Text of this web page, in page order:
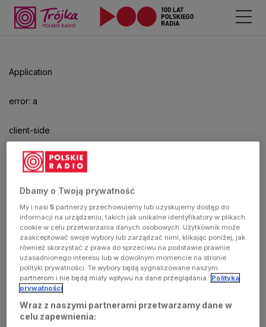
Application
error: a
client-side
exception
has
occurred
(see the
browser
console for
Dbamy o Twoją prywatność
My i nasi5 partnerzy przechowujemy lub uzyskujemy dostęp do
informacji na urządzeniu, takich jak unikalne identyfikatory w plikach
cookie w celu przetwarzania danych osobowych. Użytkownik może
zaakceptować swoje wybory lub zarządzać nimi, klikając poniżej, jak
również skorzystać z prawa do sprzeciwu na podstawie prawnie
uzasadnionego interesu lub w dowolnym momencie na stronie
polityki prywatności. Te wybory będą sygnalizowane naszym
partnerom i nie będą miały wpływu na dane przeglądania. Polityka
prywatności
Wraz z naszymi partnerami przetwarzamy dane w
celu zapewnienia: